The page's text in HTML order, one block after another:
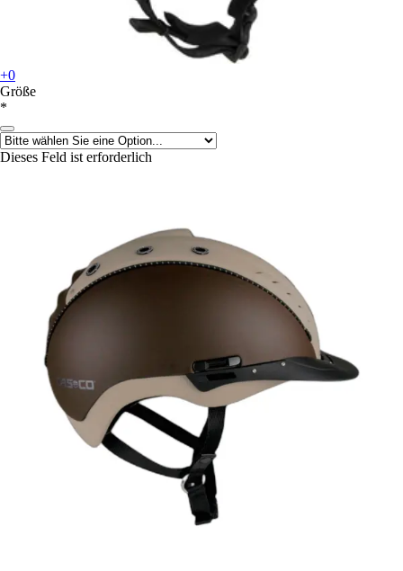
+0
Größe
*
Dieses Feld ist erforderlich